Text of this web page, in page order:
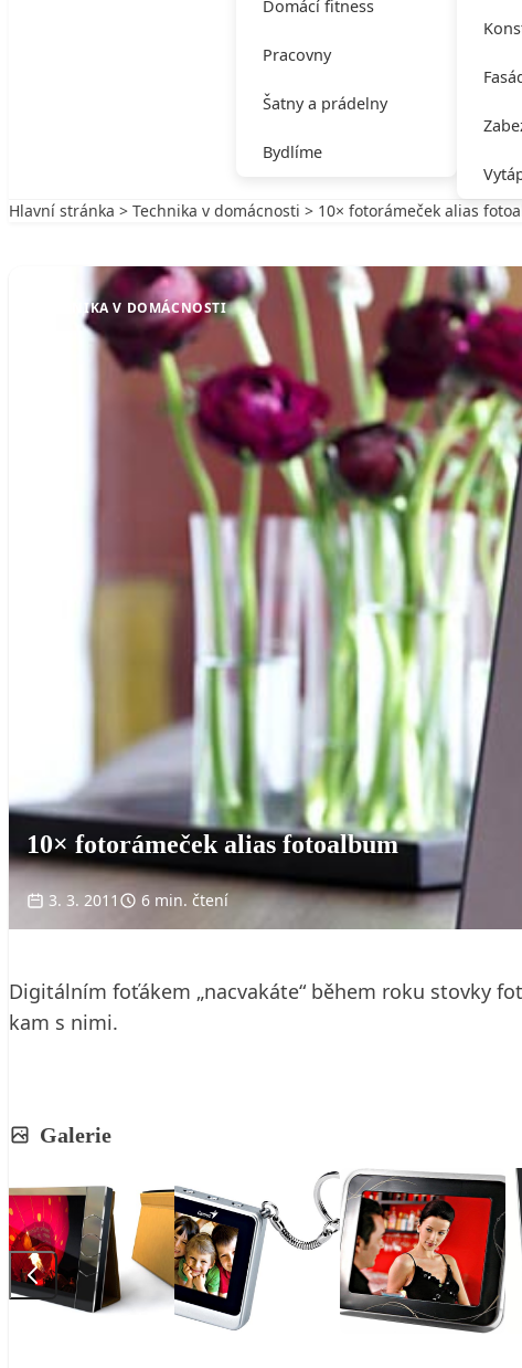
Domácí fitness
Pracovny
Šatny a prádelny
Bydlíme
Hlavní stránka > Technika v domácnosti > 10× fotorámeček alias
TECHNIKA V DOMÁCNOSTI
10× fotorámeček alias fotoalbum
3. 3. 2011 6 min. čtení
Digitálním foťákem „nacvakáte“ během roku stovky
kam s nimi.
Galerie